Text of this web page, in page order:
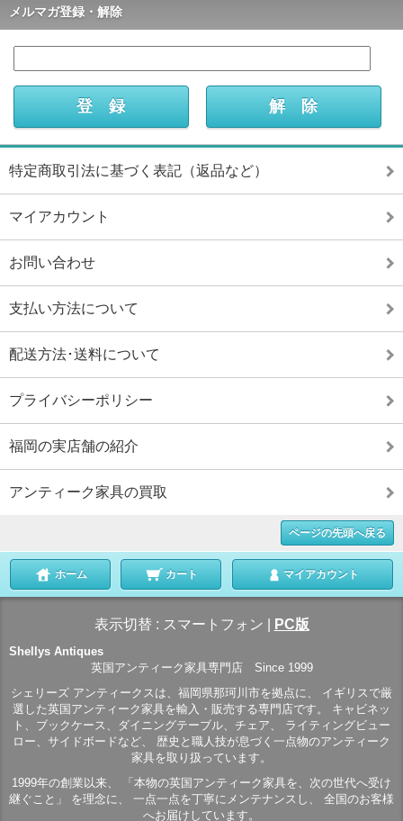
メルマガ登録・解除
特定商取引法に基づく表記（返品など）
マイアカウント
お問い合わせ
支払い方法について
配送方法･送料について
プライバシーポリシー
福岡の実店舗の紹介
アンティーク家具の買取
ページの先頭へ戻る
ホーム カート マイアカウント
表示切替 : スマートフォン PC版
Shellys Antiques
英国アンティーク家具専門店 Since 1999
シェリーズ アンティークスは、福岡県那珂川市を拠点に、 イギリスで厳
選した英国アンティーク家具を輸入・販売する専門店です。 キャビネッ
ト、ブックケース、ダイニングテーブル、チェア、 ライティングビュー
ロー、サイドボードなど、 歴史と職人技が息づく一点物のアンティーク
家具を取り扱っています。
1999年の創業以来、 「本物の英国アンティーク家具を、次の世代へ受け
継ぐこと」 を理念に、 一点一点を丁寧にメンテナンスし、 全国のお客様
へお届けしています。